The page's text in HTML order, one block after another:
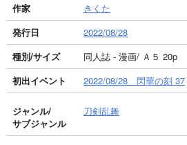
作家
きくた
発行日
2022/08/28
種別/サイズ
同人誌 - 漫画/ Ａ５ 20p
初出イベント
2022/08/28 閃華の刻 37
ジャンル/
サブジャンル
刀剣乱舞